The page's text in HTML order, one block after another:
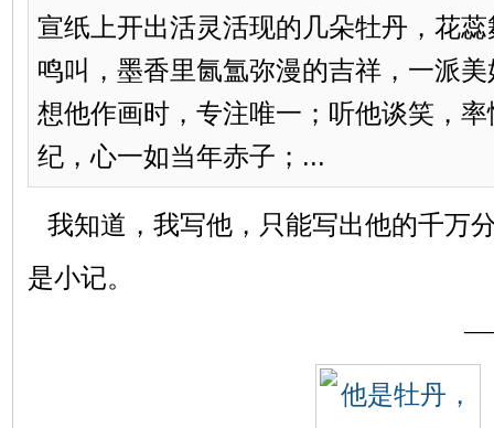
宣纸上开出活灵活现的几朵牡丹，花
鸣叫，墨香里氤氲弥漫的吉祥，一派
想他作画时，专注唯一；听他谈笑，
纪，心一如当年赤子；...
我知道，我写他，只能写出他的千万
是小记。
――题